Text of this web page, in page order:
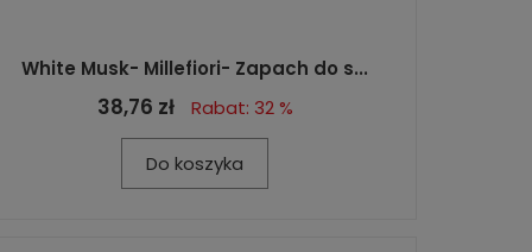
White Musk- Millefiori- Zapach do s...
38,76 zł Rabat: 32 %
Do koszyka